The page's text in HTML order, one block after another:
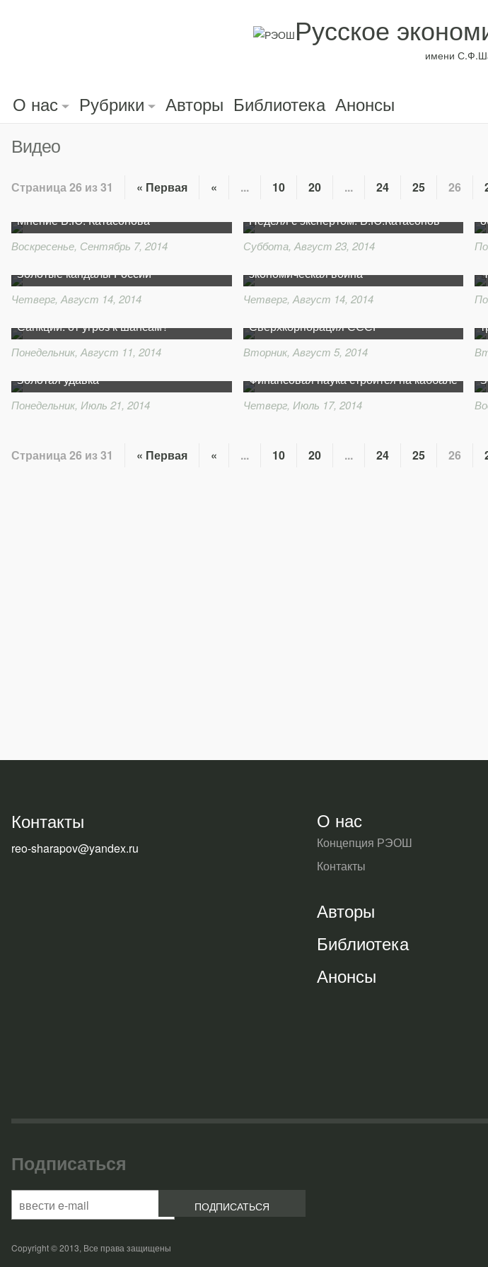
Русское
имени
О нас Рубрики Авторы Библиотека Анонсы
Видео
Страница 26 из 31 « Первая « ... 10 20 ... 24 25 26
Мнение В.Ю. Катасонова
Воскресенье, Сентябрь 7, 2014
Неделя с экспертом. В.Ю.Катасонов
Суббота, Август 23, 2014
Золотые кандалы России
Четверг, Август 14, 2014
экономическая война
Четверг, Август 14, 2014
Санкции: от угроз к шансам?
Понедельник, Август 11, 2014
Сверхкорпорация СССР
Вторник, Август 5, 2014
Золотая удавка
Понедельник, Июль 21, 2014
Финансовая наука строится на каббале
Четверг, Июль 17, 2014
Страница 26 из 31 « Первая « ... 10 20 ... 24 25 26
Контакты
reo-sharapov@yandex.ru
О нас
Концепция РЭОШ
Контакты
Авторы
Библиотека
Анонсы
Подписаться
Copyright © 2013, Все права защищены